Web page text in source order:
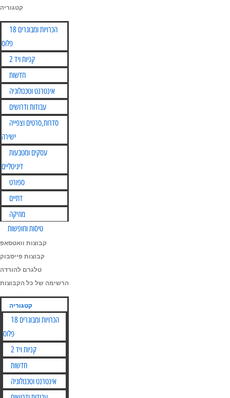
Skip
to
content
קטגוריה
הכרויות ומבוגרים 18
פלוס
קניות ויד 2
חדשות
אינטרנט וטכנולוגיה
עבודות ודרושים
סדרות,סרטים וצפייה
ישירה
עסקים ומטבעות
דיגיטליים
ספורט
דתיים
מוזיקה
טיסות וחופשות
קבוצות וואטסאפ
קבוצות פייסבוק
טלגרם להורדה
הרשימה של כל הקבוצות
קטגוריה
הכרויות ומבוגרים 18
פלוס
קניות ויד 2
חדשות
אינטרנט וטכנולוגיה